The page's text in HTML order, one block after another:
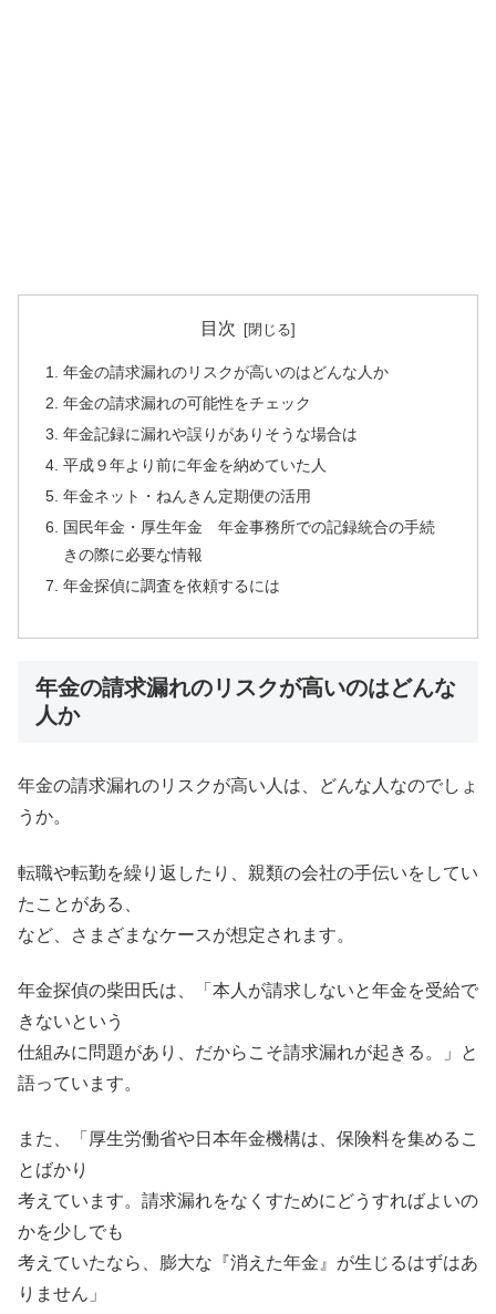
目次
年金の請求漏れのリスクが高いのはどんな人か
年金の請求漏れの可能性をチェック
年金記録に漏れや誤りがありそうな場合は
平成９年より前に年金を納めていた人
年金ネット・ねんきん定期便の活用
国民年金・厚生年金 年金事務所での記録統合の手続
きの際に必要な情報
年金探偵に調査を依頼するには
年金の請求漏れのリスクが高いのはどんな
人か
年金の請求漏れのリスクが高い人は、どんな人なのでしょ
うか。
転職や転勤を繰り返したり、親類の会社の手伝いをしてい
たことがある、
など、さまざまなケースが想定されます。
年金探偵の柴田氏は、「本人が請求しないと年金を受給で
きないという
仕組みに問題があり、だからこそ請求漏れが起きる。」と
語っています。
また、「厚生労働省や日本年金機構は、保険料を集めるこ
とばかり
考えています。請求漏れをなくすためにどうすればよいの
かを少しでも
考えていたなら、膨大な『消えた年金』が生じるはずはあ
りません」